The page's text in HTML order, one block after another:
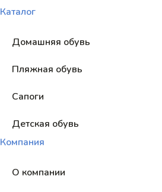
Компания
О компании
Каталог
Домашняя обувь
Пляжная обувь
Сапоги
Детская обувь